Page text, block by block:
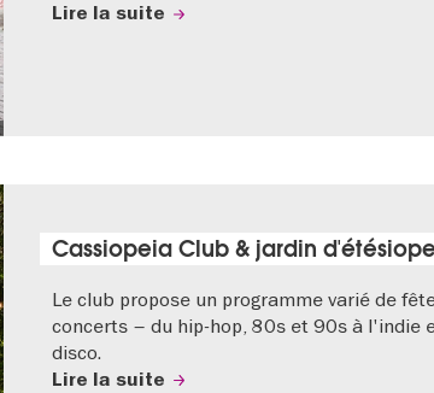
Lire la suite
Cassiopeia Club & jardin
Le club propose un programme varié de
concerts – du hip-hop, 80s et 90s à l'indie
disco.
Lire la suite